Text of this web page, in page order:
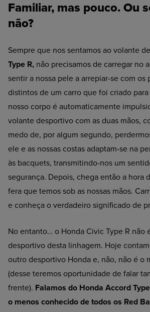
Familiar, mas pouco. Ou
não?
Sempre que nos sentamos ao volante
Type R, não precisamos de carregar no
sentir a nossa pele a arrepiar-se com os
distintos de um carro que foi criado
nosso corpo é automaticamente
volante desportivo com as duas mãos,
medo de, por algum segundo,
ele e as nossas costas adaptam-se na
às bacquets, transmitindo-nos um
segurança. Depois, chega então a hora
fera que temos sob as nossas mãos.
e conheça o verdadeiro significado de
No entanto… o Honda Civic Type R não
desportivo desta linhagem. Hoje
outro desportivo Honda e, não, não é o
(desse teremos oportunidade de falar
frente). Falamos do Honda Accord
o menos conhecido de todos os Red